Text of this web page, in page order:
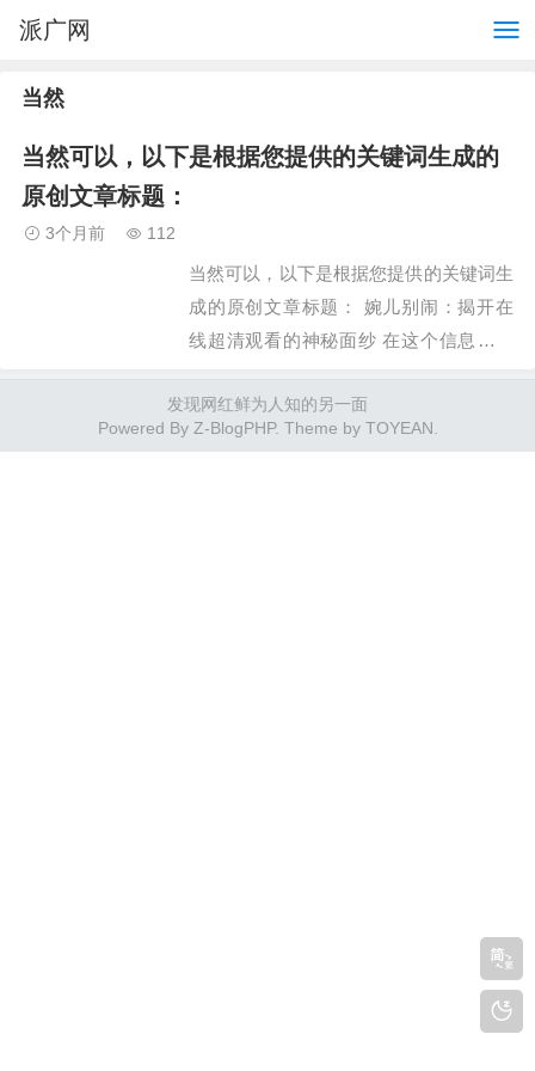
派广网
当然
当然可以，以下是根据您提供的关键词生成的
原创文章标题：
3个月前 112
当然可以，以下是根据您提供的关键词生
成的原创文章标题： 婉儿别闹：揭开在
线超清观看的神秘面纱 在这个信息爆炸
息、娱乐和学习的不可或缺的平台。尤其
是对于那些热衷于观看影…
发现网红鲜为人知的另一面
Powered By Z-BlogPHP. Theme by TOYEAN